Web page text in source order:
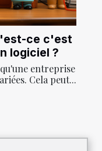
ce c'est
logiciel ?
entreprise
Cela peut...